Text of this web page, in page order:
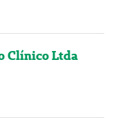
Clínico Ltda